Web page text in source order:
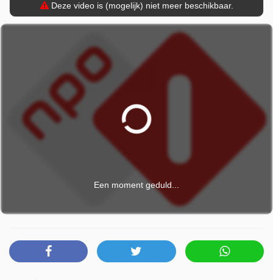
Deze video is (mogelijk) niet meer beschikbaar.
Een moment geduld...